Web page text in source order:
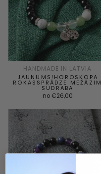
HANDMADE IN LATVIA
JAUNUMS!HOROSKOPA
ROKASSPRĀDZE MEŽĀZIM
SUDRABA
no €26,00